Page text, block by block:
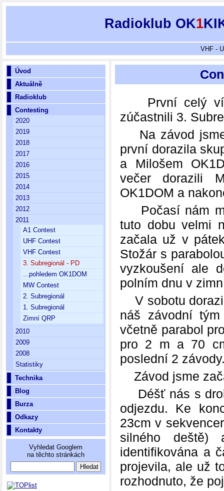
Radioklub OK1
VHF -
Úvod
Aktuálně
Radioklub
Contesting
2020
2019
2018
2017
2016
2015
2014
2013
2012
2011
A1 Contest
UHF Contest
VHF Contest
3. Subregionál - PD
...pohledem OK1DOM
MW Contest
2. Subregionál
1. Subregionál
Zimní QRP
2010
2009
2008
Statistiky
Technika
Blog
Burza
Odkazy
Kontakty
Vyhledat Googlem
na těchto stránkách
První celý
zúčastnili 3.
Na závod jsme
první dorazila
a Milošem
večer dorazili
OK1DOM a
Počasí nám
tuto dobu velmi
začala už v
Stožár s
vyzkoušení ale
polním dnu v
V sobotu
náš závodní
včetně parabol
pro 2 m a 70
poslední 2
Závod jsme
Déšť nás s
odjezdu. Ke
23cm v
silného deště)
identifikována a
projevila, ale už
rozhodnuto, že